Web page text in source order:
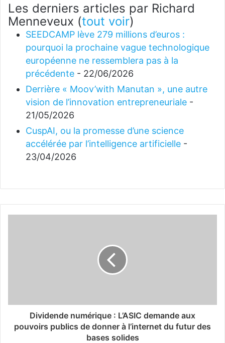
Les derniers articles par Richard
Menneveux (tout voir)
SEEDCAMP lève 279 millions d’euros :
pourquoi la prochaine vague technologique
européenne ne ressemblera pas à la
précédente - 22/06/2026
Derrière « Moov’with Manutan », une autre
vision de l’innovation entrepreneuriale -
21/05/2026
CuspAI, ou la promesse d’une science
accélérée par l’intelligence artificielle -
23/04/2026
Dividende numérique : L’ASIC demande aux
pouvoirs publics de donner à l’internet du futur des
bases solides